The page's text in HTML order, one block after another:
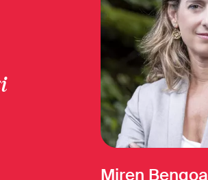
Miren Bengoa